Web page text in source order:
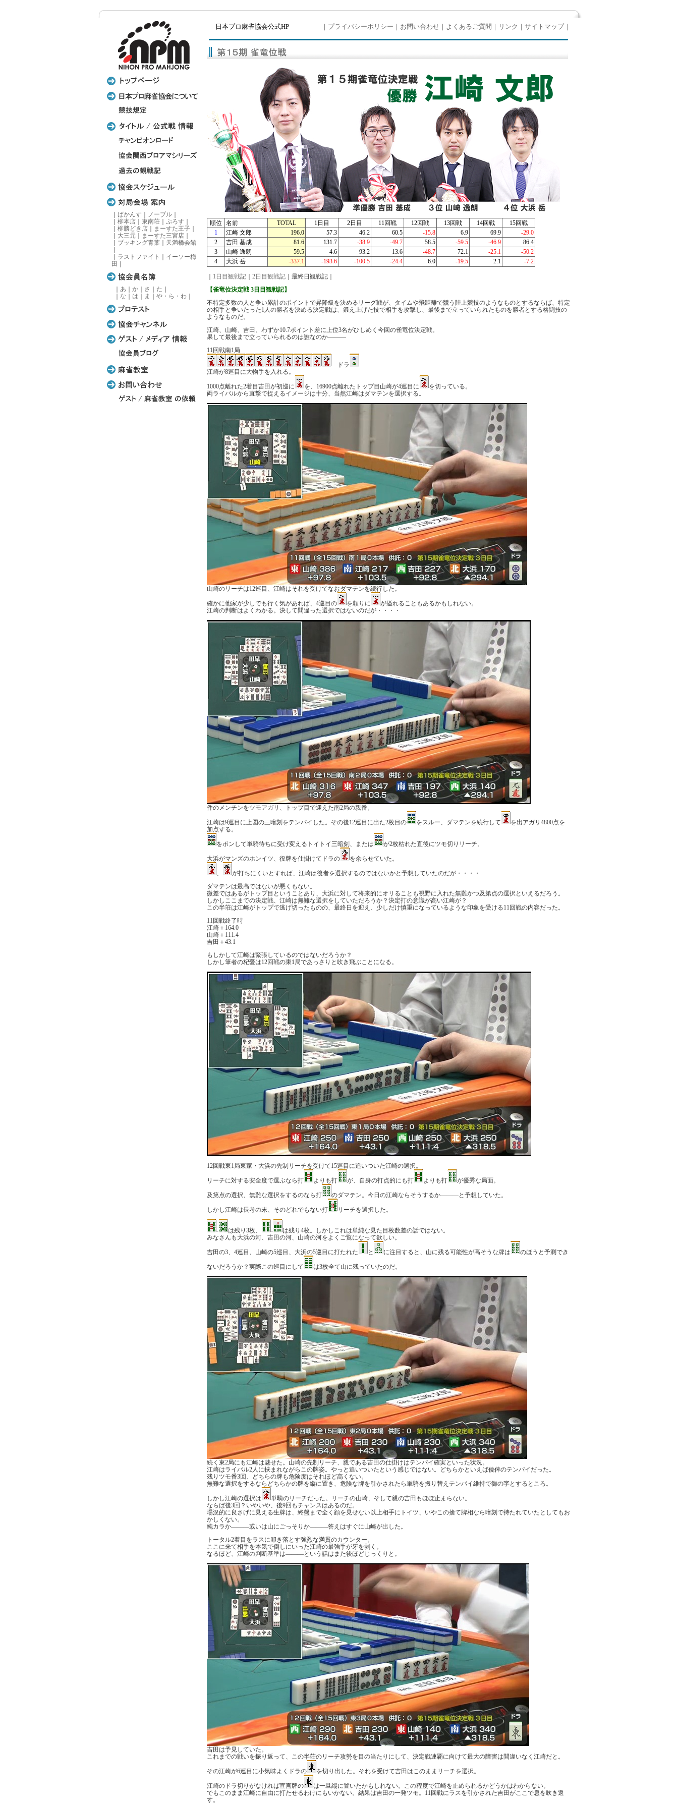
ばかんす ノーブル
柳本店 東南荘 ぷろす
柳勝どき店 まーすた王子
大三元 まーすた三宮店
ブッキング青葉
天満橋会館
ラストファイト
イーソー梅
田
あ か さ た
な は ま や・ら・わ
日本プロ麻雀協会公式HP ｜ プライバシーポリシー ｜ お問い合わせ｜ よくあるご質問 ｜ リンク ｜ サイトマップ｜
順位 名前 TOTAL 1日目 2日目 11回戦 12回戦 13回戦 14回戦
15回戦
1
江崎 文郎 196.0 57.3 46.2 60.5 -15.8 6.9 69.9
-29.0
2
吉田 基成 81.6 131.7 -38.9 -49.7 58.5 -59.5 -46.9
86.4
3
山崎 逸朗 59.5 4.6 93.2 13.6 -48.7 72.1 -25.1
-50.2
4
大浜 岳 -337.1 -193.6 -100.5 -24.4 6.0 -19.5 2.1 -7.2
1日目観戦記｜ 2日目観戦記｜最終日観戦記｜
【雀竜位決定戦 3日目観戦記】
不特定多数の人と争い累計のポイントで昇降級を決めるリーグ戦が、タイムや飛距離で競う陸上競技のようなものとするならば、特定
の相手と争いたった1人の勝者を決める決定戦は、鍛え上げた技で相手を攻撃し、最後まで立っていられたものを勝者とする格闘技の
ようなものだ。
江崎、山崎、吉田、わずか10.7ポイント差に上位3名がひしめく今回の雀竜位決定戦。
果して最後まで立っていられるのは誰なのか―――
11回戦南1局
ドラ
江崎が8巡目に大物手を入れる。
1000点離れた2着目吉田が初巡に を、16900点離れたトップ目山崎が4巡目に
を切っている。
両ライバルから直撃で捉えるイメージは十分、当然江崎はダマテンを選択する。
山崎のリーチは12巡目、江崎はそれを受けてなおダマテンを続行した。
確かに他家が少しでも行く気があれば、4巡目の を頼りに
が溢れることもあるかもしれない。
江崎の判断はよくわかる。決して間違った選択ではないのだが・・・・
件のメンチンをツモアガリ、トップ目で迎えた南2局の親番。
江崎は9巡目に上図の三暗刻をテンパイした。その後12巡目に出た2枚目の をスルー、ダマテンを続行して
を出アガリ4800点を
加点する。
をポンして単騎待ちに受け変えるトイトイ三暗刻、または が2枚枯れた直後にツモ切りリーチ。
大浜がマンズのホンイツ、役牌を仕掛けてドラの を余らせていた。
、
が打ちにくいとすれば、江崎は後者を選択するのではないかと予想していたのだが・・・・
ダマテンは最高ではないが悪くもない。
微差ではあるがトップ目ということあり、大浜に対して将来的にオリることも視野に入れた無難かつ及第点の選択といえるだろう。
しかしここまでの決定戦、江崎は無難な選択をしていただろうか？決定打の意識が高い江崎が？
この半荘は江崎がトップで逃げ切ったものの、最終日を迎え、少しだけ慎重になっているような印象を受ける11回戦の内容だった。
11回戦終了時
江崎＋164.0
山崎＋111.4
吉田＋43.1
もしかして江崎は緊張しているのではないだろうか？
しかし筆者の杞憂は12回戦の東1局であっさりと吹き飛ぶことになる。
12回戦東1局東家・大浜の先制リーチを受けて15巡目に追いついた江崎の選択。
リーチに対する安全度で選ぶなら打 よりも打 が、自身の打点的にも打 よりも打 が優秀な局面。
及第点の選択、無難な選択をするのなら打 のダマテン。今日の江崎ならそうするか―――と予想していた。
しかし江崎は長考の末、そのどれでもない打 リーチを選択した。
- は残り3枚、 -
は残り4枚。しかしこれは単純な見た目枚数差の話ではない。
みなさんも大浜の河、吉田の河、山崎の河をよくご覧になって欲しい。
吉田の3、4巡目、山崎の5巡目、大浜の5巡目に打たれた と に注目すると、山に残る可能性が高そうな牌は のほうと予測でき
ないだろうか？実際この巡目にして は3枚全て山に残っていたのだ。
続く東2局にも江崎は魅せた。山崎の先制リーチ、親である吉田の仕掛けはテンパイ確実といった状況。
江崎はライバル2人に挟まれながらこの牌姿。やっと追いついたという感じではない。どちらかといえば僥倖のテンパイだった。
残りツモ番3回、どちらの牌も危険度はそれほど高くない。
無難な選択をするならどちらかの牌を縦に置き、危険な牌を引かされたら単騎を振り替えテンパイ維持で御の字とするところ。
しかし江崎の選択は
単騎のリーチだった。リーチの山崎、そして親の吉田もほぼ止まらない。
ならば後3回？いやいや、後9回もチャンスはあるのだ。
場況的に良さげに見える生牌は、終盤まで全く顔を見せない以上相手にトイツ、いやこの捨て牌相なら暗刻で持たれていたとしてもお
かしくない。
純カラか―――或いは山にごっそりか―――答えはすぐに山崎が出した。
トータル2着目をラスに叩き落とす強烈な満貫のカウンター。
ここに来て相手を本気で倒しにいった江崎の最強手が牙を剥く。
なるほど、江崎の判断基準は―――という話はまた後ほどじっくりと。
吉田は予見していた。
これまでの戦いを振り返って、この半荘のリーチ攻勢を目の当たりにして、決定戦連覇に向けて最大の障害は間違いなく江崎だと。
その江崎が6巡目に小気味よくドラの を切り出した。それを受けて吉田はこのままリーチを選択。
江崎のドラ切りがなければ宣言牌の
は一旦縦に置いたかもしれない。この程度で江崎を止められるかどうかはわからない。
でもこのまま江崎に自由に打たせるわけにもいかない。結果は吉田の一発ツモ。11回戦にラスを引かされた吉田がここで息を吹き返
す。